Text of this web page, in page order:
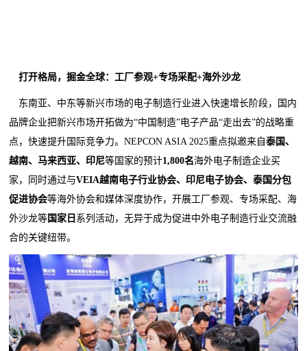
打开格局，掘金全球：工厂参观+专场采配+海外沙龙
东南亚、中东等新兴市场的电子制造行业进入快速增长阶段，国内
品牌企业把新兴市场开拓做为“中国制造”电子产品“走出去”的战略重
点，快速提升国际竞争力。NEPCON ASIA 2025重点拟邀来自泰国、
越南、马来西亚、印尼等国家的预计1,800名海外电子制造企业买
家，同时通过与VEIA越南电子行业协会、印尼电子协会、泰国分包
促进协会等海外协会和媒体深度协作，开展工厂参观、专场采配、海
外沙龙等 国家日 系列活动，无异于成为促进中外电子制造行业交流融
合的关键纽带。